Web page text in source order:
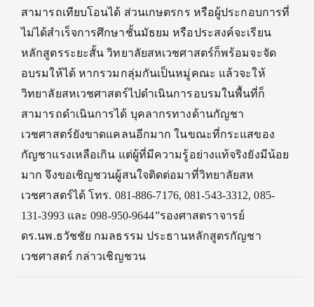
สามารถเทียบโอนได้ ส่วนเกษตรกร หรือผู้ประกอบการที่
ไม่ได้สำเร็จการศึกษาชั้นมัธยม หรือประสงค์จะเรียน
หลักสูตรระยะสั้น วิทยาลัยสหเวชศาสตร์ก็พร้อมจะจัด
อบรมให้ได้ หากรวมกลุ่มกันเป็นหมู่คณะ แล้วจะให้
วิทยาลัยสหเวชศาสตร์ไปดำเนินการอบรมในพื้นที่ก็
สามารถดำเนินการได้ บุคลากรทางด้านกัญชา
เวชศาสตร์ยังขาดแคลนอีกมาก ในขณะที่กระแสของ
กัญชาแรงเหลือเกิน แต่ผู้ที่มีความรู้อย่างแท้จริงยังมีน้อย
มาก จึงขอเชิญชวนผู้สนใจติดต่อมาที่วิทยาลัยสห
เวชศาสตร์ได้ โทร. 081-886-7176, 081-543-3312, 085-
131-3993 และ 098-950-9644”รองศาสตราจารย์
ดร.นพ.ธวัชชัย กมลธรรม ประธานหลักสูตรกัญชา
เวชศาสตร์ กล่าวเชิญชวน